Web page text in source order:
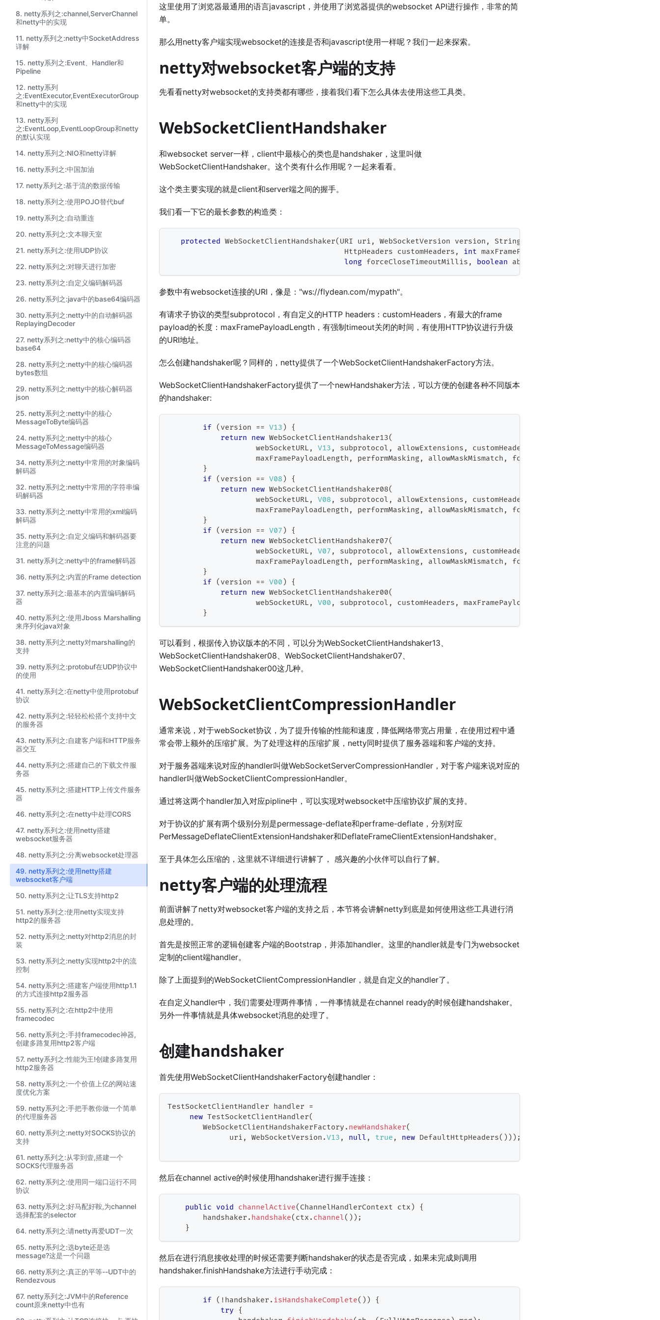
8. netty系列之:channel,ServerChannel
和netty中的实现
11. netty系列之:netty中SocketAddress
详解
15. netty系列之:Event、Handler和
Pipeline
12. netty系列
之:EventExecutor,EventExecutorGroup
和netty中的实现
13. netty系列
之:EventLoop,EventLoopGroup和netty
的默认实现
14. netty系列之:NIO和netty详解
16. netty系列之:中国加油
17. netty系列之:基于流的数据传输
18. netty系列之:使用POJO替代buf
19. netty系列之:自动重连
20. netty系列之:文本聊天室
21. netty系列之:使用UDP协议
22. netty系列之:对聊天进行加密
23. netty系列之:自定义编码解码器
26. netty系列之:java中的base64编码器
30. netty系列之:netty中的自动解码器
ReplayingDecoder
27. netty系列之:netty中的核心编码器
base64
28. netty系列之:netty中的核心编码器
bytes数组
29. netty系列之:netty中的核心解码器
json
25. netty系列之:netty中的核心
MessageToByte编码器
24. netty系列之:netty中的核心
MessageToMessage编码器
34. netty系列之:netty中常用的对象编码
解码器
32. netty系列之:netty中常用的字符串编
码解码器
33. netty系列之:netty中常用的xml编码
解码器
35. netty系列之:自定义编码和解码器要
注意的问题
31. netty系列之:netty中的frame解码器
36. netty系列之:内置的Frame detection
37. netty系列之:最基本的内置编码解码
器
40. netty系列之:使用Jboss Marshalling
来序列化java对象
38. netty系列之:netty对marshalling的
支持
39. netty系列之:protobuf在UDP协议中
的使用
41. netty系列之:在netty中使用protobuf
协议
42. netty系列之:轻轻松松搭个支持中文
的服务器
43. netty系列之:自建客户端和HTTP服务
器交互
44. netty系列之:搭建自己的下载文件服
务器
45. netty系列之:搭建HTTP上传文件服务
器
46. netty系列之:在netty中处理CORS
47. netty系列之:使用netty搭建
websocket服务器
48. netty系列之:分离websocket处理器
49. netty系列之:使用netty搭建
websocket客户端
50. netty系列之:让TLS支持http2
51. netty系列之:使用netty实现支持
http2的服务器
52. netty系列之:netty对http2消息的封
装
53. netty系列之:netty实现http2中的流
控制
54. netty系列之:搭建客户端使用http1.1
的方式连接http2服务器
55. netty系列之:在http2中使用
framecodec
56. netty系列之:手持framecodec神器,
创建多路复用http2客户端
57. netty系列之:性能为王!创建多路复用
http2服务器
58. netty系列之:一个价值上亿的网站速
度优化方案
59. netty系列之:手把手教你做一个简单
的代理服务器
60. netty系列之:netty对SOCKS协议的
支持
61. netty系列之:从零到壹,搭建一个
SOCKS代理服务器
62. netty系列之:使用同一端口运行不同
协议
63. netty系列之:好马配好鞍,为channel
选择配套的selector
64. netty系列之:请netty再爱UDT一次
65. netty系列之:选byte还是选
message?这是一个问题
66. netty系列之:真正的平等--UDT中的
Rendezvous
67. netty系列之:JVM中的Reference
count原来netty中也有
这里使用了浏览器最通用的语言javascript，并使用了浏览器提供的websocket API进行操作，非常的简
单。
那么用netty客户端实现websocket的连接是否和javascript使用一样呢？我们一起来探索。
netty对websocket客户端的支持
先看看netty对websocket的支持类都有哪些，接着我们看下怎么具体去使用这些工具类。
WebSocketClientHandshaker
和websocket server一样，client中最核心的类也是handshaker，这里叫做
WebSocketClientHandshaker。这个类有什么作用呢？一起来看看。
这个类主要实现的就是client和server端之间的握手。
我们看一下它的最长参数的构造类：
protected WebSocketClientHandshaker( URI uri , WebSocketVersion version , String
HttpHeaders customHeaders , int maxFramePayloadLength
long forceCloseTimeoutMillis , boolean absoluteUpgradeUrl
参数中有websocket连接的URI，像是："ws://flydean.com/mypath"。
有请求子协议的类型subprotocol，有自定义的HTTP headers：customHeaders，有最大的frame
payload的长度：maxFramePayloadLength，有强制timeout关闭的时间，有使用HTTP协议进行升级
的URI地址。
怎么创建handshaker呢？同样的，netty提供了一个WebSocketClientHandshakerFactory方法。
WebSocketClientHandshakerFactory提供了一个newHandshaker方法，可以方便的创建各种不同版本
的handshaker:
if ( version == V13 ) {
return new WebSocketClientHandshaker13(
                    webSocketURL
, V13 , subprotocol , allowExtensions , customHeaders
                    maxFramePayloadLength
, performMasking, allowMaskMismatch , forceCloseTimeoutMillis
}
if ( version == V08 ) {
return new WebSocketClientHandshaker08(
                    webSocketURL
, V08 , subprotocol , allowExtensions , customHeaders
                    maxFramePayloadLength
, performMasking, allowMaskMismatch , forceCloseTimeoutMillis
}
if ( version == V07 ) {
return new WebSocketClientHandshaker07(
                    webSocketURL
, V07 , subprotocol , allowExtensions , customHeaders
                    maxFramePayloadLength
, performMasking, allowMaskMismatch , forceCloseTimeoutMillis
}
if ( version == V00 ) {
return new WebSocketClientHandshaker00(
                    webSocketURL
, V00 , subprotocol , customHeaders , maxFramePayloadLength
}
可以看到，根据传入协议版本的不同，可以分为WebSocketClientHandshaker13、
WebSocketClientHandshaker08、WebSocketClientHandshaker07、
WebSocketClientHandshaker00这几种。
WebSocketClientCompressionHandler
通常来说，对于webSocket协议，为了提升传输的性能和速度，降低网络带宽占用量，在使用过程中通
常会带上额外的压缩扩展。为了处理这样的压缩扩展，netty同时提供了服务器端和客户端的支持。
对于服务器端来说对应的handler叫做WebSocketServerCompressionHandler，对于客户端来说对应的
handler叫做WebSocketClientCompressionHandler。
通过将这两个handler加入对应pipline中，可以实现对websocket中压缩协议扩展的支持。
对于协议的扩展有两个级别分别是permessage-deflate和perframe-deflate，分别对应
PerMessageDeflateClientExtensionHandshaker和DeflateFrameClientExtensionHandshaker。
至于具体怎么压缩的，这里就不详细进行讲解了， 感兴趣的小伙伴可以自行了解。
netty客户端的处理流程
前面讲解了netty对websocket客户端的支持之后，本节将会讲解netty到底是如何使用这些工具进行消
息处理的。
首先是按照正常的逻辑创建客户端的Bootstrap，并添加handler。这里的handler就是专门为websocket
定制的client端handler。
除了上面提到的WebSocketClientCompressionHandler，就是自定义的handler了。
在自定义handler中，我们需要处理两件事情，一件事情就是在channel ready的时候创建handshaker。
另外一件事情就是具体websocket消息的处理了。
创建handshaker
首先使用WebSocketClientHandshakerFactory创建handler：
TestSocketClientHandler handler =
new TestSocketClientHandler(
WebSocketClientHandshakerFactory . newHandshaker(
              uri
, WebSocketVersion .V13 , null , true , new DefaultHttpHeaders( ) ) ) ;
然后在channel active的时候使用handshaker进行握手连接：
public void channelActive( ChannelHandlerContext ctx ) {
        handshaker
. handshake( ctx . channel( ) ) ;
}
然后在进行消息接收处理的时候还需要判断handshaker的状态是否完成，如果未完成则调用
handshaker.finishHandshake方法进行手动完成：
if ( ! handshaker . isHandshakeComplete( ) ) {
try {